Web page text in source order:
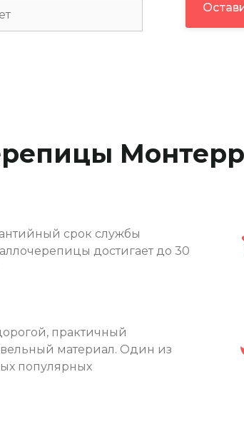
срок службы
достигает до 30
практичный
материал. Один из
популярных